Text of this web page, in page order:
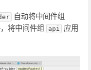
自动将中间件组
将中间件组 api
应用